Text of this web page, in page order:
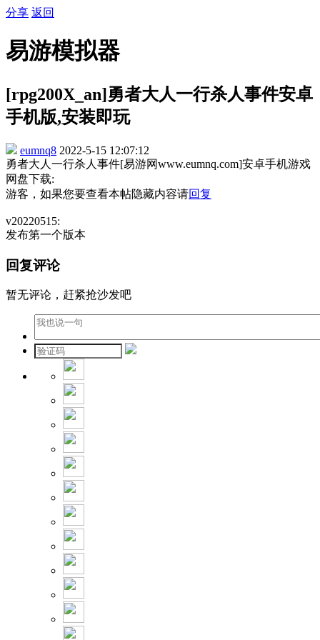
分享 返回
易游模拟器
[rpg200X_an]勇者大人一行杀人事件安卓
手机版,安装即玩
eumnq8 2022-5-15 12:07:12
勇者大人一行杀人事件[易游网www.eumnq.com]安卓手机游戏
网盘下载:
游客，如果您要查看本帖隐藏内容请回复
v20220515:
发布第一个版本
回复评论
暂无评论，赶紧抢沙发吧